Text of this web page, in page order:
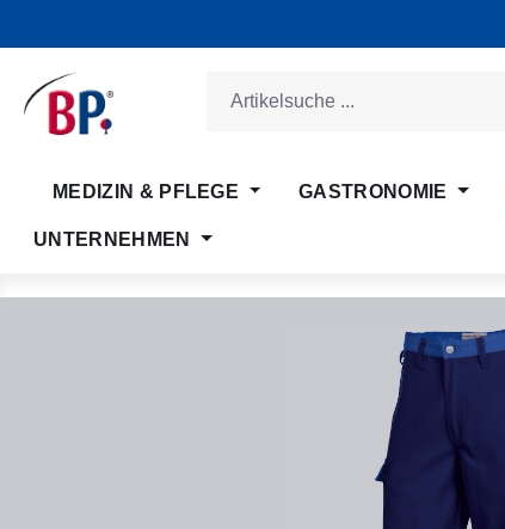
MEDIZIN & PFLEGE GASTRONOMIE
UNTERNEHMEN